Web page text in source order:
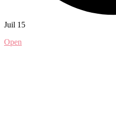
Juil 15
Open